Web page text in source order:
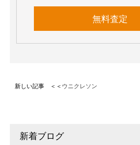
無料査定
新しい記事 ＜＜ ウニクレソン
新着ブログ